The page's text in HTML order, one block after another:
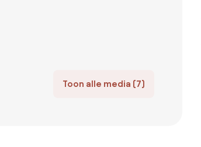
Toon alle media (7)